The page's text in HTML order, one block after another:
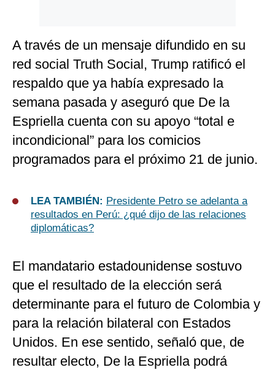
A través de un mensaje difundido en su
red social Truth Social, Trump ratificó el
respaldo que ya había expresado la
semana pasada y aseguró que De la
Espriella cuenta con su apoyo “total e
incondicional” para los comicios
programados para el próximo 21 de junio.
LEA TAMBIÉN: Presidente Petro se adelanta a
resultados en Perú: ¿qué dijo de las relaciones
diplomáticas?
El mandatario estadounidense sostuvo
que el resultado de la elección será
determinante para el futuro de Colombia y
para la relación bilateral con Estados
Unidos. En ese sentido, señaló que, de
resultar electo, De la Espriella podrá